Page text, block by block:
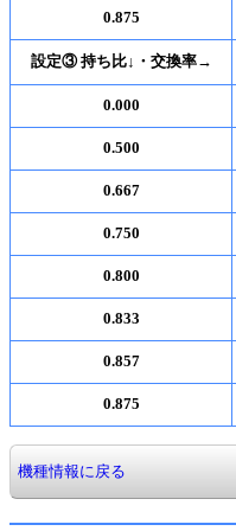
0.875
設定③ 持ち比↓・交換率→
0.000
0.500
0.667
0.750
0.800
0.833
0.857
0.875
機種情報に戻る